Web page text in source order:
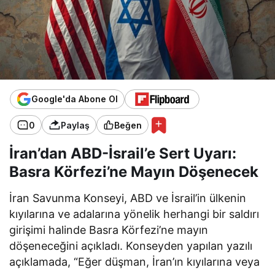
Google'da Abone Ol
0 Paylaş Beğen
İran’dan ABD-İsrail’e Sert Uyarı:
Basra Körfezi’ne Mayın Döşenecek
İran Savunma Konseyi, ABD ve İsrail’in ülkenin
kıyılarına ve adalarına yönelik herhangi bir saldırı
girişimi halinde Basra Körfezi’ne mayın
döşeneceğini açıkladı. Konseyden yapılan yazılı
açıklamada, “Eğer düşman, İran’ın kıyılarına veya